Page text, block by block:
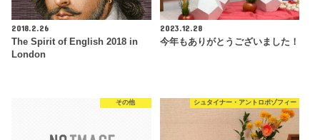
2018.2.26
The Spirit of English 2018 in
London
2023.12.28
今年もありがとうございました！
その他 シュタイナー・アントロポゾフィー